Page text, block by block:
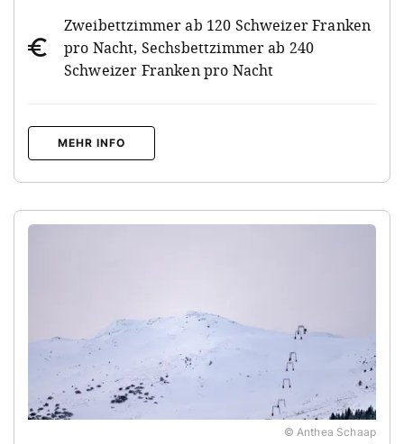
Zweibettzimmer ab 120 Schweizer Franken
pro Nacht, Sechsbettzimmer ab 240
Schweizer Franken pro Nacht
MEHR INFO
© Anthea Schaap